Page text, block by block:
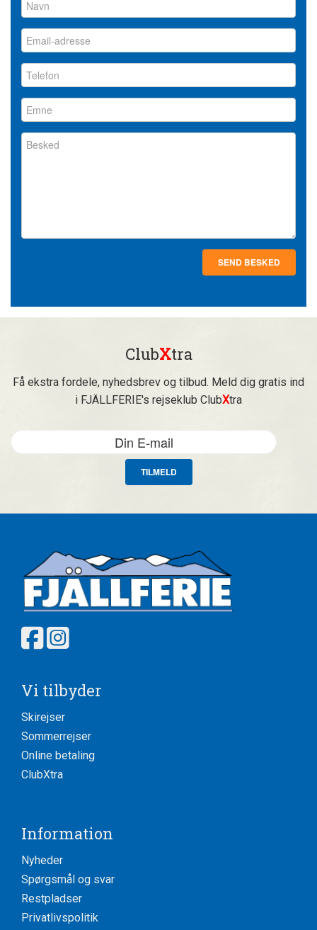
ClubXtra
Få ekstra fordele, nyhedsbrev og tilbud. Meld dig gratis ind
i FJÄLLFERIE's rejseklub ClubXtra
TILMELD
Vi tilbyder
Skirejser
Sommerrejser
Online betaling
ClubXtra
Information
Nyheder
Spørgsmål og svar
Restpladser
Privatlivspolitik